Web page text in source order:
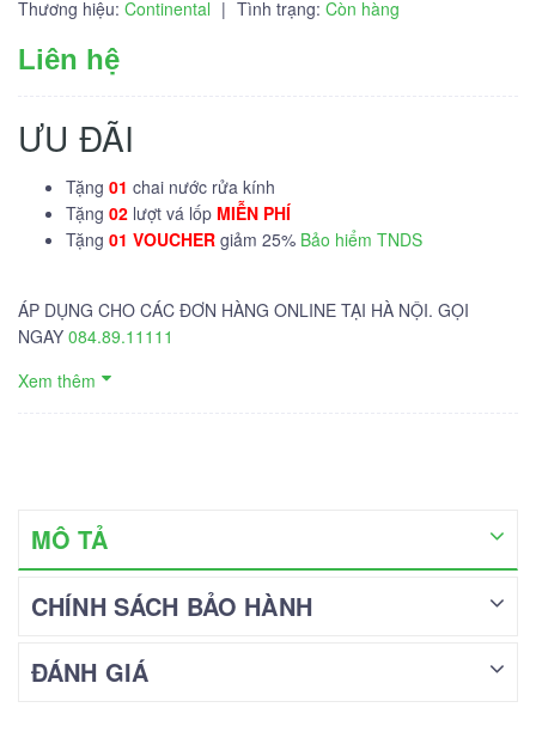
Thương hiệu: Continental | Tình trạng: Còn hàng
Liên hệ
ƯU ĐÃI
Tặng 01 chai nước rửa kính
Tặng 02 lượt vá lốp MIỄN PHÍ
Tặng 01 VOUCHER giảm 25% Bảo hiểm TNDS
ÁP DỤNG CHO CÁC ĐƠN HÀNG ONLINE TẠI HÀ NỘI. GỌI
NGAY 084.89.11111
Xem thêm
MÔ TẢ
CHÍNH SÁCH BẢO HÀNH
ĐÁNH GIÁ